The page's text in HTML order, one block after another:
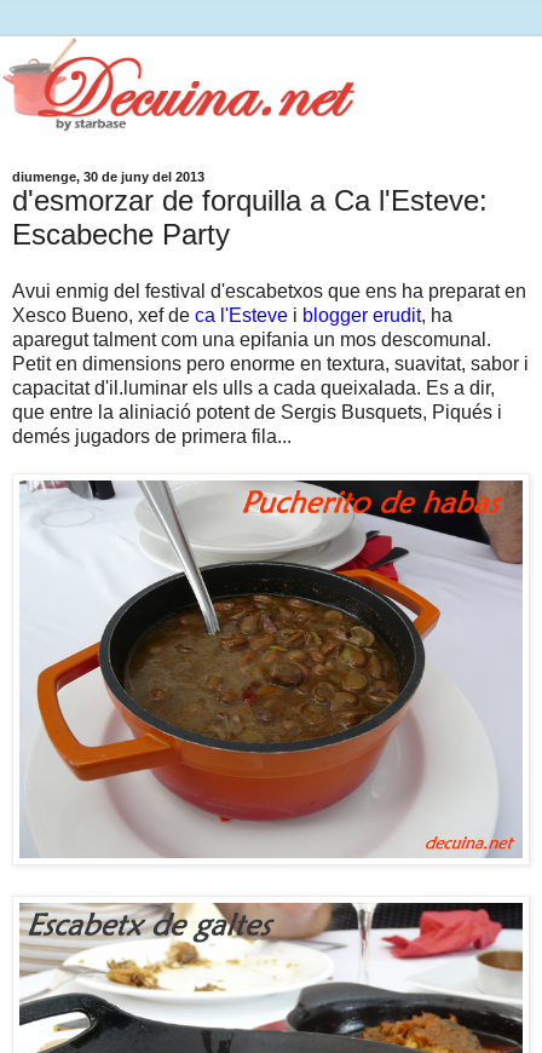
diumenge, 30 de juny del 2013
d'esmorzar de forquilla a Ca l'Esteve:
Escabeche Party
Avui enmig del festival d'escabetxos que ens ha preparat en
Xesco Bueno, xef de ca l'Esteve i blogger erudit, ha
aparegut talment com una epifania un mos descomunal.
Petit en dimensions pero enorme en textura, suavitat, sabor i
capacitat d'il.luminar els ulls a cada queixalada. Es a dir,
que entre la aliniació potent de Sergis Busquets, Piqués i
demés jugadors de primera fila...